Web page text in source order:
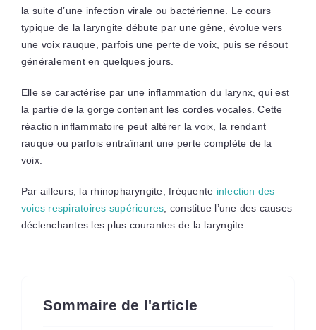
la suite d’une infection virale ou bactérienne. Le cours
typique de la laryngite débute par une gêne, évolue vers
une voix rauque, parfois une perte de voix, puis se résout
généralement en quelques jours.
Elle se caractérise par une inflammation du larynx, qui est
la partie de la gorge contenant les cordes vocales. Cette
réaction inflammatoire peut altérer la voix, la rendant
rauque ou parfois entraînant une perte complète de la
voix.
Par ailleurs, la rhinopharyngite, fréquente infection des
voies respiratoires supérieures , constitue l’une des causes
déclenchantes les plus courantes de la laryngite.
Sommaire de l'article